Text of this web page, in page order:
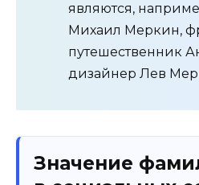
являются,
Михаил Меркин,
путешественник
дизайнер Лев
Значение